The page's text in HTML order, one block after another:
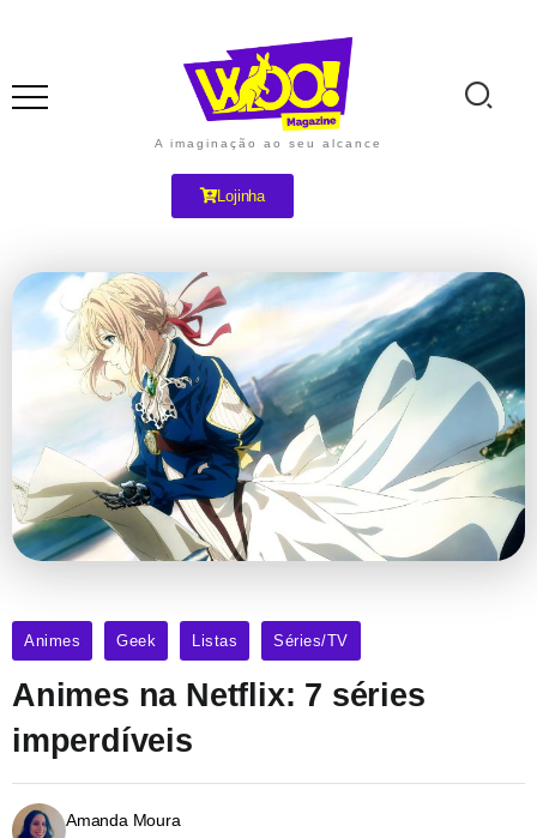
A imaginação ao seu alcance
Lojinha
Animes Geek Listas Séries/TV
Animes na Netflix: 7 séries
imperdíveis
Amanda Moura